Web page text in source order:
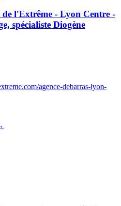
de l'Extrême - Lyon Centre -
spécialiste Diogène
agence-debarras-lyon-